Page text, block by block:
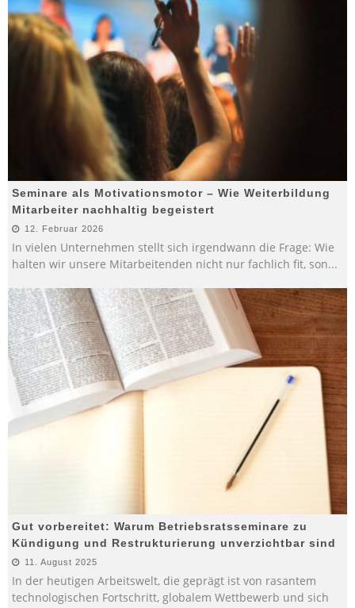
Seminare als Motivationsmotor – Wie Weiterbildung
Mitarbeiter nachhaltig begeistert
12. Februar 2026
In vielen Unternehmen stellt sich irgendwann die Frage: Wie
halten wir unsere Mitarbeitenden nicht nur fachlich fit, son...
Gut vorbereitet: Warum Betriebsratsseminare zu
Kündigung und Restrukturierung unverzichtbar sind
11. August 2025
In der heutigen Arbeitswelt, die geprägt ist von rasantem
technologischen Fortschritt, globalem Wettbewerb und sich